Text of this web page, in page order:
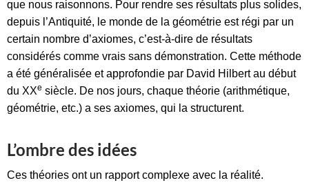
que nous raisonnons. Pour rendre ses résultats plus solides,
depuis l’Antiquité, le monde de la géométrie est régi par un
certain nombre d’axiomes, c’est-à-dire de résultats
considérés comme vrais sans démonstration. Cette méthode
a été généralisée et approfondie par David Hilbert au début
du XXe siècle. De nos jours, chaque théorie (arithmétique,
géométrie, etc.) a ses axiomes, qui la structurent.
L’ombre des idées
Ces théories ont un rapport complexe avec la réalité.